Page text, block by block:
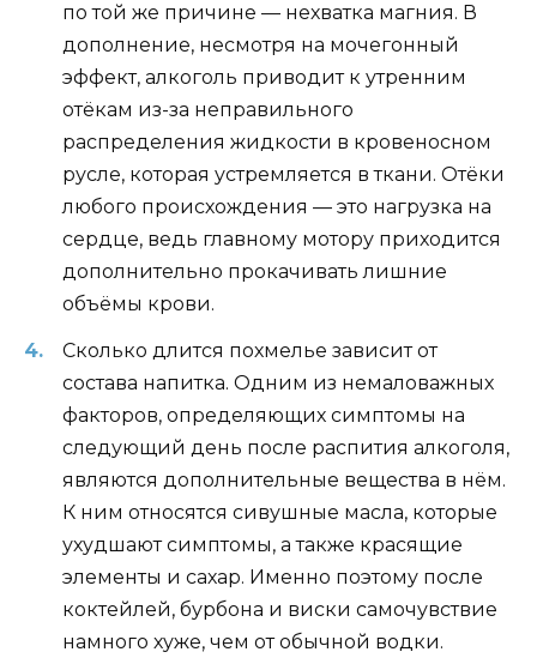
по той же причине — нехватка магния. В
дополнение, несмотря на мочегонный
эффект, алкоголь приводит к утренним
отёкам из-за неправильного
распределения жидкости в кровеносном
русле, которая устремляется в ткани. Отёки
любого происхождения — это нагрузка на
сердце, ведь главному мотору приходится
дополнительно прокачивать лишние
объёмы крови.
Сколько длится похмелье зависит от
состава напитка. Одним из немаловажных
факторов, определяющих симптомы на
следующий день после распития алкоголя,
являются дополнительные вещества в нём.
К ним относятся сивушные масла, которые
ухудшают симптомы, а также красящие
элементы и сахар. Именно поэтому после
коктейлей, бурбона и виски самочувствие
намного хуже, чем от обычной водки.